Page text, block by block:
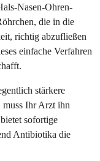
Nasen-Ohren-
die in die
richtig abzufließen
einfache Verfahren
stärkere
muss Ihr Arzt ihn
sofortige
Antibiotika die